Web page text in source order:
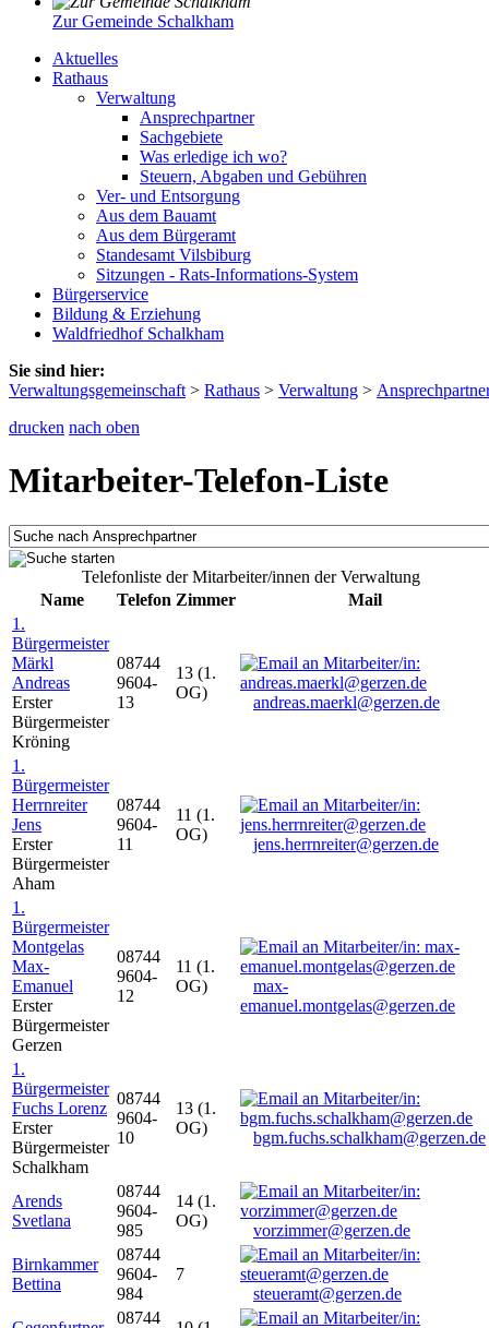
Zur Gemeinde Schalkham
Aktuelles
Rathaus
Verwaltung
Ansprechpartner
Sachgebiete
Was erledige ich wo?
Steuern, Abgaben und Gebühren
Ver- und Entsorgung
Aus dem Bauamt
Aus dem Bürgeramt
Standesamt Vilsbiburg
Sitzungen - Rats-Informations-System
Bürgerservice
Bildung & Erziehung
Waldfriedhof Schalkham
Sie sind hier:
Verwaltungsgemeinschaft > Rathaus > Verwaltung >
drucken nach oben
Mitarbeiter-Telefon-Liste
Telefonliste der Mitarbeiter/innen der Verwaltung
Name
Telefon Zimmer
Mail
1.
Bürgermeister
Märkl
Andreas
Erster
Bürgermeister
Kröning
08744
9604-
13
13 (1.
OG)
andreas.maerkl@gerzen.de
1.
Bürgermeister
Herrnreiter
Jens
Erster
Bürgermeister
Aham
08744
9604-
11
11 (1.
OG)
jens.herrnreiter@gerzen.de
1.
Bürgermeister
Montgelas
Max-
Emanuel
Erster
Bürgermeister
Gerzen
08744
9604-
12
11 (1.
OG)
max-
emanuel.montgelas@gerzen.de
1.
Bürgermeister
Fuchs Lorenz
Erster
Bürgermeister
Schalkham
08744
9604-
10
13 (1.
OG)
bgm.fuchs.schalkham@gerzen.de
Arends
Svetlana
08744
9604-
985
14 (1.
OG)
vorzimmer@gerzen.de
Birnkammer
Bettina
08744
9604-
984
7
steueramt@gerzen.de
08744